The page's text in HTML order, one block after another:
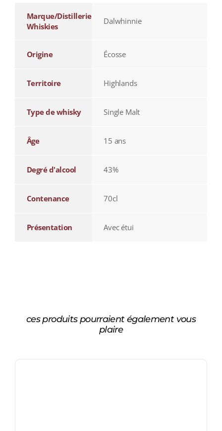
Marque/Distillerie
Whiskies
Dalwhinnie
Origine Écosse
Territoire Highlands
Type de whisky Single Malt
Âge 15 ans
Degré d'alcool 43%
Contenance 70cl
Présentation Avec étui
ces produits pourraient également vous
plaire